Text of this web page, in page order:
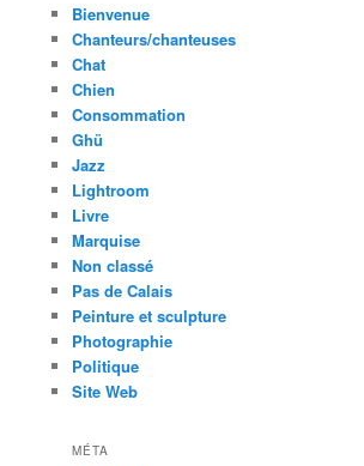
Bienvenue
Chanteurs/chanteuses
Chat
Chien
Consommation
Ghü
Jazz
Lightroom
Livre
Marquise
Non classé
Pas de Calais
Peinture et sculpture
Photographie
Politique
Site Web
MÉTA